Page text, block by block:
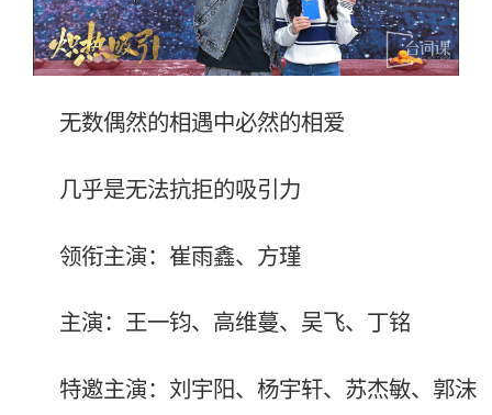
无数偶然的相遇中必然的相爱
几乎是无法抗拒的吸引力
领衔主演：崔雨鑫、方瑾
主演：王一钧、高维蔓、吴飞、丁铭
特邀主演：刘宇阳、杨宇轩、苏杰敏、郭沫